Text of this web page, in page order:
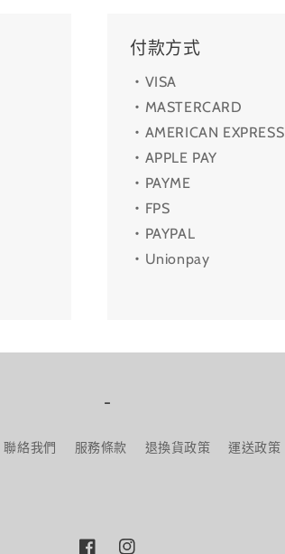
付款方式
・VISA
・MASTERCARD
・AMERICAN EXPRESS
・APPLE PAY
・PAYME
・FPS
・PAYPAL
・Unionpay
-
聯絡我們 服務條款 退換貨政策 運送政策